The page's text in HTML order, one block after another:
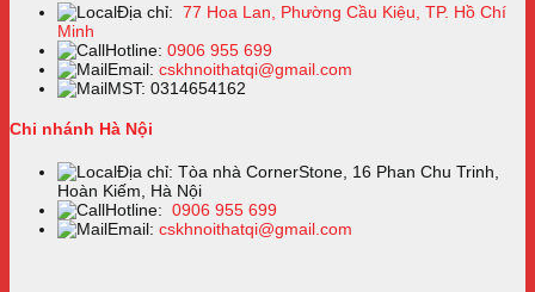
Địa chỉ: 77 Hoa Lan, Phường Cầu Kiệu, TP. Hồ Chí
Minh
Hotline: 0906 955 699
Email: cskhnoithatqi@gmail.com
MST: 0314654162
Chi nhánh Hà Nội
Địa chỉ: Tòa nhà CornerStone, 16 Phan Chu Trinh,
Hoàn Kiếm, Hà Nội
Hotline: 0906 955 699
Email: cskhnoithatqi@gmail.com